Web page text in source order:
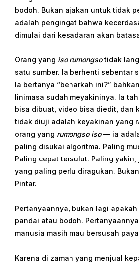
bodoh. Bukan ajakan untuk tidak
adalah pengingat bahwa
dimulai dari kesadaran akan
Orang yang iso rumongsotidak
satu sumber. Ia berhenti sebentar
Ia bertanya “benarkah ini?”
linimasa sudah meyakininya. Ia
bisa dibuat, video bisa diedit, dan
tidak diuji adalah keyakinan yang
orang yang rumongso iso— ia
paling disukai algoritma. Paling
Paling cepat tersulut. Paling yakin,
yang paling perlu diragukan.
Pintar.
Pertanyaannya, bukan lagi
pandai atau bodoh.
manusia masih mau bersusah
Karena di zaman yang menjual